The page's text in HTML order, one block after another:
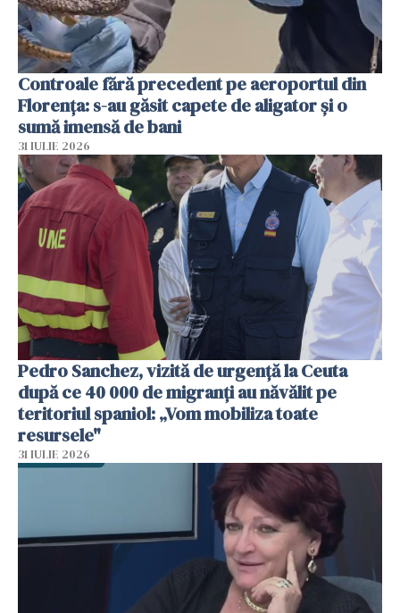
Controale fără precedent pe aeroportul din
Florența: s-au găsit capete de aligator și o
sumă imensă de bani
31 IULIE 2026
Pedro Sanchez, vizită de urgență la Ceuta
după ce 40 000 de migranți au năvălit pe
teritoriul spaniol: „Vom mobiliza toate
resursele"
31 IULIE 2026